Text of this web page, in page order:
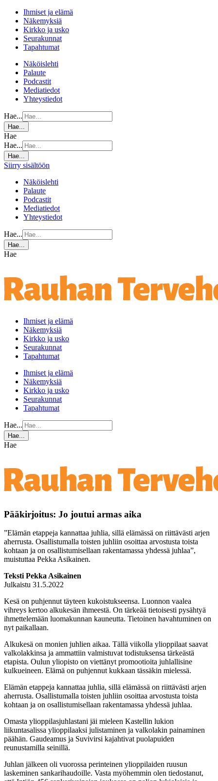
Ihmiset ja elämä
Näkemyksiä
Kirkko ja usko
Seurakunnat
Tapahtumat
Näköislehti
Palaute
Podcastit
Mediatiedot
Yhteystiedot
Hae...
Hae...
Hae
Hae...
Hae...
Siirry sisältöön
Näköislehti
Palaute
Podcastit
Mediatiedot
Yhteystiedot
Hae...
Hae...
Hae
Ihmiset ja elämä
Näkemyksiä
Kirkko ja usko
Seurakunnat
Tapahtumat
Ihmiset ja elämä
Näkemyksiä
Kirkko ja usko
Seurakunnat
Tapahtumat
Hae...
Hae...
Hae
Pääkirjoitus: Jo joutui armas aika
”Elämän etappeja kannattaa juhlia, sillä elämässä on riittävästi arjen
aherrusta. Osallistumalla toisten juhliin osoittaa arvostusta toista
kohtaan ja on osallistumisellaan rakentamassa yhdessä juhlaa”,
muistuttaa Pekka Asikainen.
Teksti Pekka Asikainen
Julkaistu 31.5.2022
Kesä on puhjennut täyteen kukoistukseensa. Luonnon vaalea
vihreys kertoo alkukesän ihmeestä. On tärkeää tietoisesti pysähtyä
ihmettelemään luomakunnan kauneutta. Tietoinen havahtuminen on
nyt paikallaan.
Alkukesä on monien juhlien aikaa. Tällä viikolla ylioppilaat saavat
valkolakkinsa ja ammattiin valmistuvat todistuksensa tärkeästä
etapista. Oulun yliopisto on viettänyt promootioita juhlallisine
kulkueineen. Elämä on puhjennut kukkaan tässäkin mielessä.
Elämän etappeja kannattaa juhlia, sillä elämässä on riittävästi arjen
aherrusta. Osallistumalla toisten juhliin osoittaa arvostusta toista
kohtaan ja on osallistumisellaan rakentamassa yhdessä juhlaa.
Omasta ylioppilasjuhlastani jäi mieleen Kastellin lukion
liikuntasalissa ylioppilaaksi julistaminen ja valkolakin painaminen
päähän. Gaudeamus ja Suvivirsi kajahtivat puolapuiden
reunustamilla seinillä.
Juhlan jälkeen oli vuorossa perinteinen ylioppilaiden ruusun
laskeminen sankarihaudoille. Vasta myöhemmin olen tiedostanut,